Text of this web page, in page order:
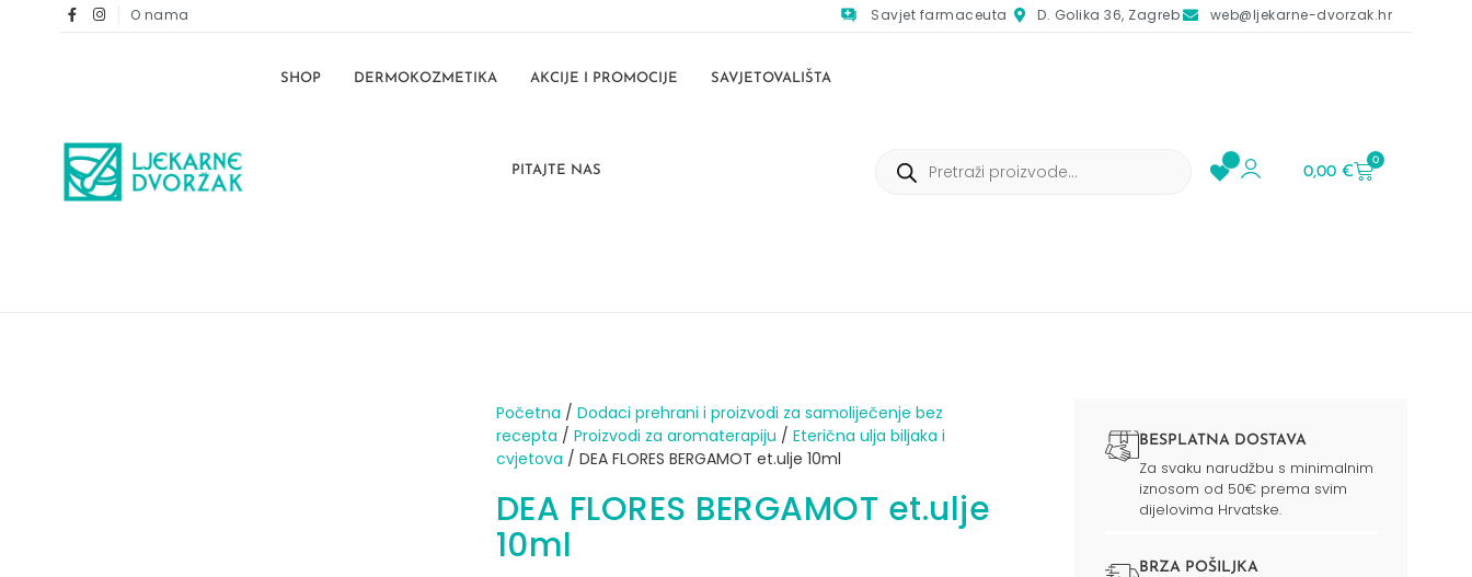
O nama Savjet farmaceuta D. Golika 36, Zagreb web@ljekarne-dvorzak.hr
SHOP DERMOKOZMETIKA AKCIJE I PROMOCIJE SAVJETOVALIŠTA
PITAJTE NAS 0,00€
0
Početna / Dodaci prehrani i proizvodi za samoliječenje bez
recepta / Proizvodi za aromaterapiju / Eterična ulja biljaka i
cvjetova / DEA FLORES BERGAMOT et.ulje 10ml
DEA FLORES BERGAMOT et.ulje
10ml
BESPLATNA DOSTAVA
Za svaku narudžbu s minimalnim
iznosom od 50€ prema svim
dijelovima Hrvatske.
BRZA POŠILJKA